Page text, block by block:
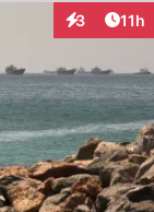
3 11h